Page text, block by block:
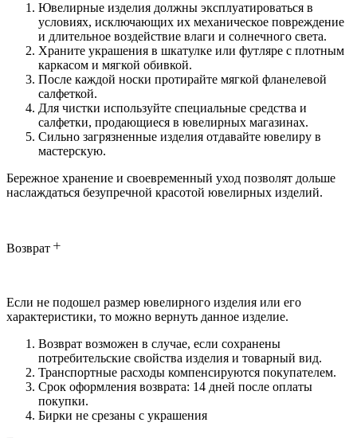
Ювелирные изделия должны эксплуатироваться в
условиях, исключающих их механическое повреждение
и длительное воздействие влаги и солнечного света.
Храните украшения в шкатулке или футляре с плотным
каркасом и мягкой обивкой.
После каждой носки протирайте мягкой фланелевой
салфеткой.
Для чистки используйте специальные средства и
салфетки, продающиеся в ювелирных магазинах.
Сильно загрязненные изделия отдавайте ювелиру в
мастерскую.
Бережное хранение и своевременный уход позволят дольше
наслаждаться безупречной красотой ювелирных изделий.
Возврат
Если не подошел размер ювелирного изделия или его
характеристики, то можно вернуть данное изделие.
Возврат возможен в случае, если сохранены
потребительские свойства изделия и товарный вид.
Транспортные расходы компенсируются покупателем.
Срок оформления возврата: 14 дней после оплаты
покупки.
Бирки не срезаны с украшения